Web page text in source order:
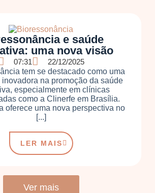
e saúde
uma nova visão
07:31
22/12/2025
tem se destacado como uma
inovadora na promoção da saúde
especialmente em clínicas
como a Clinerfe em Brasília.
oferece uma nova perspectiva no
[...]
LER MAIS
Ver mais